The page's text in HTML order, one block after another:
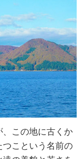
この地に古くか
つこという名前の